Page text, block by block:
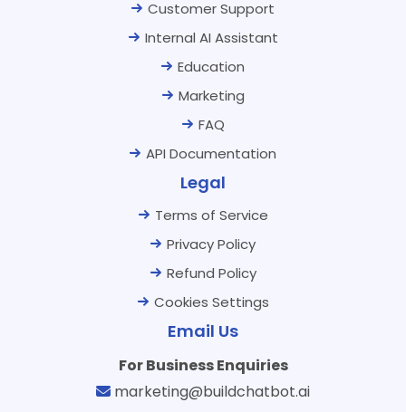
Customer Support
Internal AI Assistant
Education
Marketing
FAQ
API Documentation
Legal
Terms of Service
Privacy Policy
Refund Policy
Cookies Settings
Email Us
For Business Enquiries
marketing@buildchatbot.ai